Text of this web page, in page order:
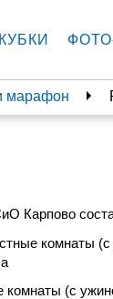
КУБКИ
марафон
Карпово
комнаты
комнаты (с